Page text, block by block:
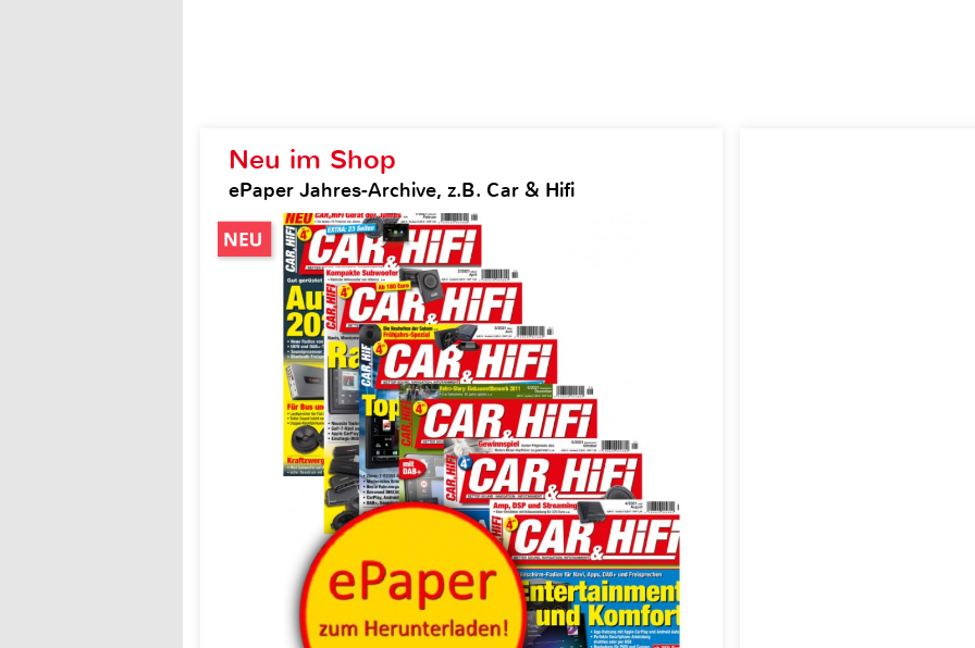
Neu im Shop
ePaper Jahres-Archive, z.B. Car & Hifi